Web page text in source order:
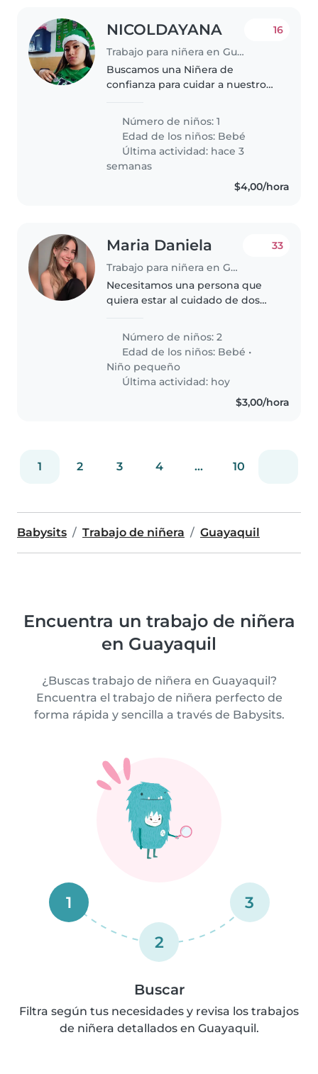
NICOLDAYANA
Trabajo para niñera en Guayaquil
16
Buscamos una Niñera de
confianza para cuidar a nuestro
Debe ser paciente, amorosa y
cómoda ayudando con la tarea.
Contactanos para coordinar.
Número de niños: 1
Edad de los niños: Bebé
Última actividad: hace 3
semanas
$4,00/hora
Maria Daniela
Trabajo para niñera en Guayaquil
33
Necesitamos una persona que
quiera estar al cuidado de dos
Número de niños: 2
Edad de los niños: Bebé •
Niño pequeño
Última actividad: hoy
$3,00/hora
1 2 3 4 ... 10
Babysits Trabajo de niñera Guayaquil
Encuentra un trabajo de niñera
en Guayaquil
¿Buscas trabajo de niñera en Guayaquil?
Encuentra el trabajo de niñera perfecto de
forma rápida y sencilla a través de Babysits.
1
2
3
Buscar
Filtra según tus necesidades y revisa los trabajos
de niñera detallados en Guayaquil.